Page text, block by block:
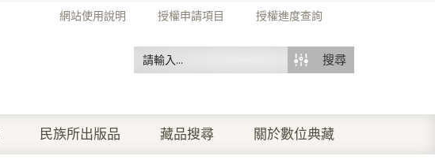
網站使用說明 授權申請項目 授權進度查詢
搜尋
民族所出版品 藏品搜尋 關於數位典藏